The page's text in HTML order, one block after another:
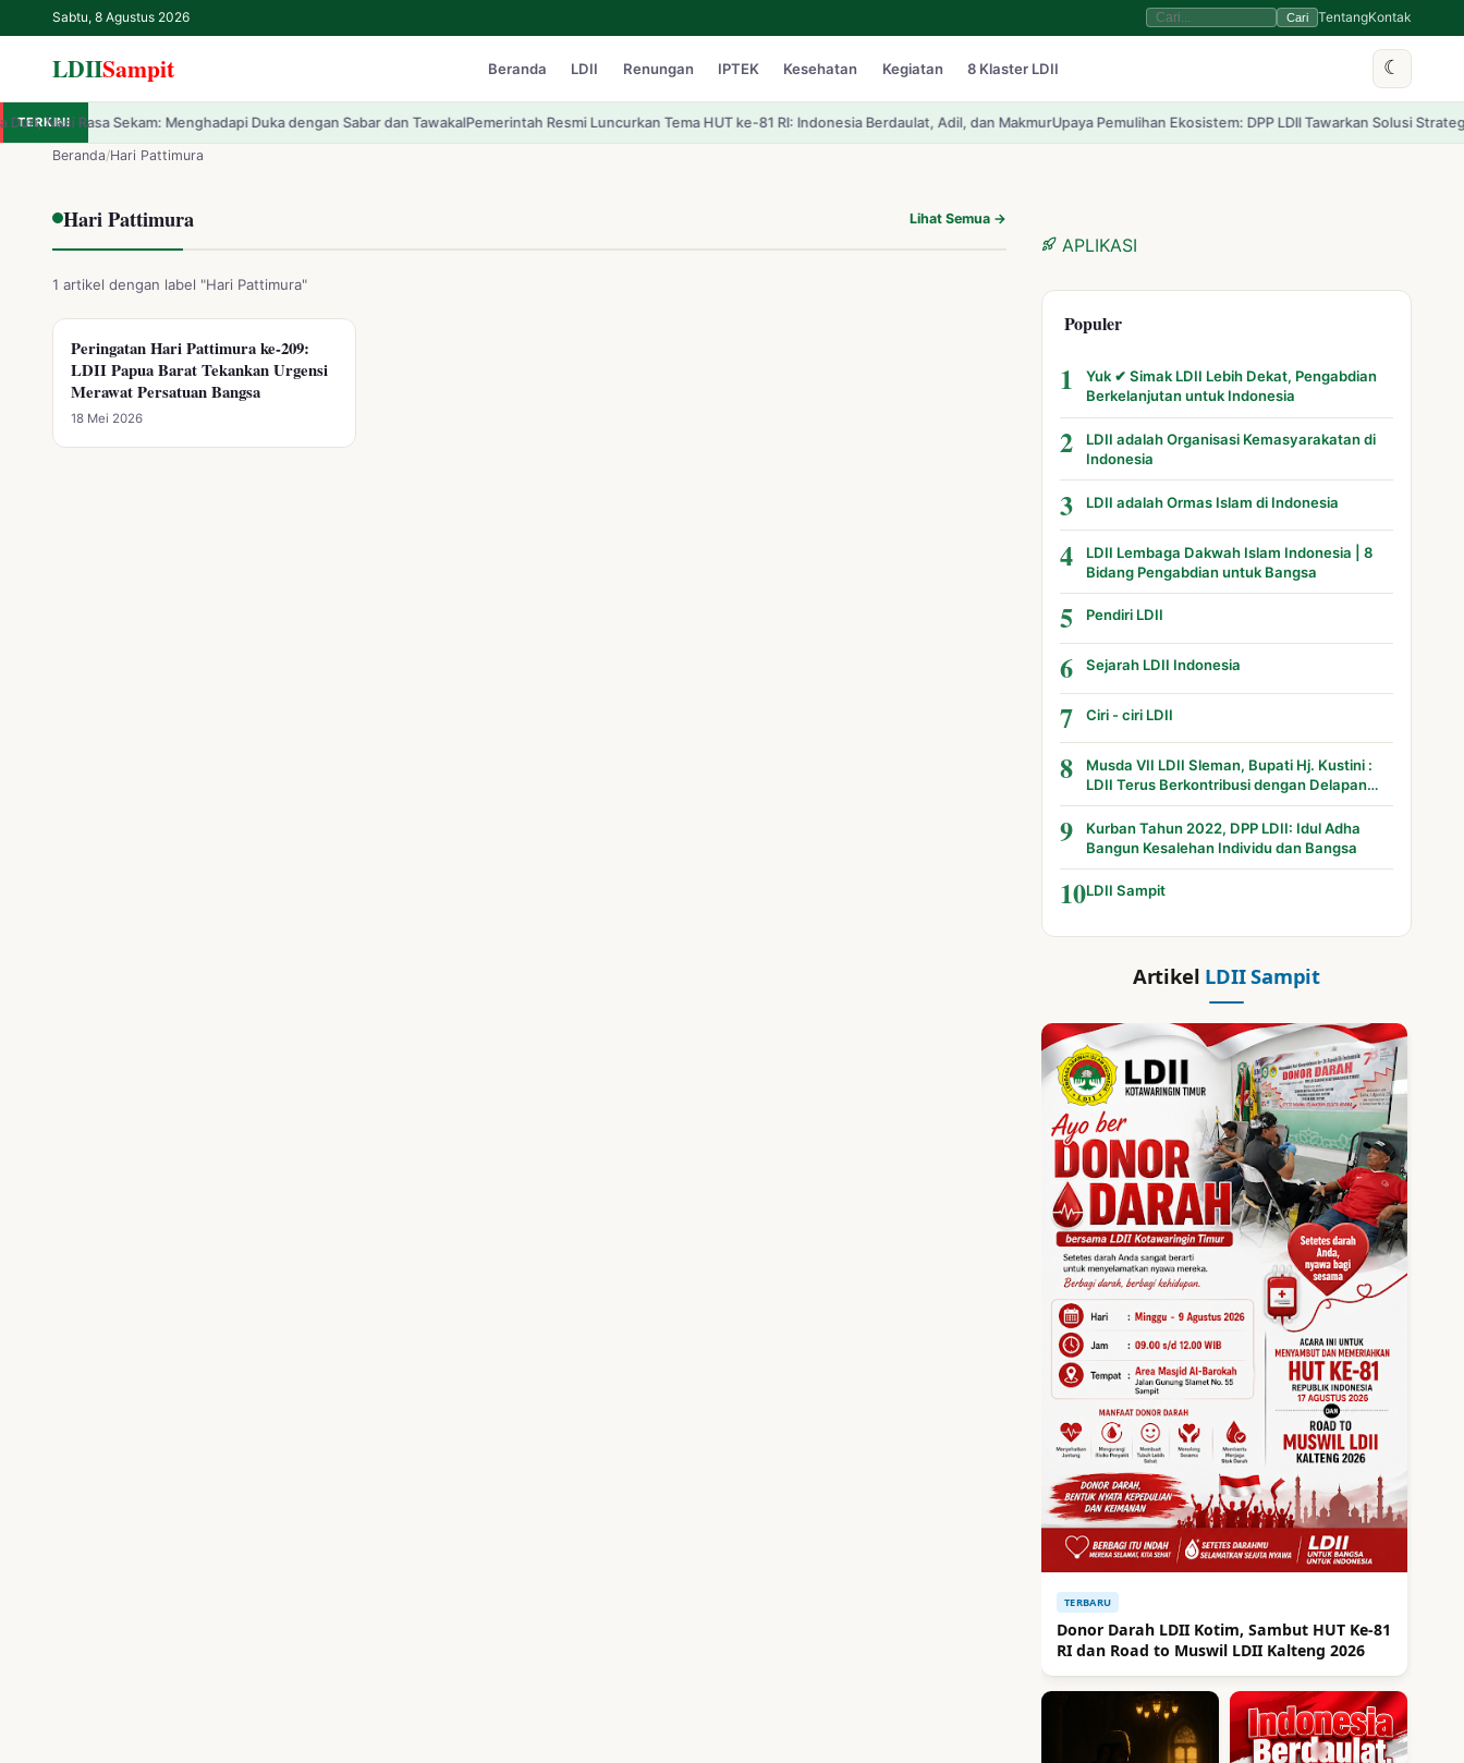
Sabtu, 8 Agustus 2026 Cari TentangKontak
LDIISampit Beranda LDII Renungan IPTEK Kesehatan Kegiatan 8 Klaster LDII ☾
LDIISampit
Beranda
Renungan
IPTEK
TERKINI
Sekam: Menghadapi Duka dengan Sabar dan TawakalPemerintah Resmi Luncurkan Tema HUT ke-81 RI: Indonesia Berdaulat, Adil, dan MakmurUpaya Pemulihan Ekosistem: DPP LDII Tawarkan Solusi Strategis bagi Hutan
Beranda/Hari Pattimura
Hari Pattimura Lihat Semua →
1 artikel dengan label "Hari Pattimura"
HARI PATTIMURA
Peringatan Hari Pattimura ke-209:
LDII Papua Barat Tekankan Urgensi
Merawat Persatuan Bangsa
18 Mei 2026
APLIKASI
Populer
1
Yuk ✔ Simak LDII Lebih Dekat, Pengabdian
Berkelanjutan untuk Indonesia
2
LDII adalah Organisasi Kemasyarakatan di
Indonesia
3 LDII adalah Ormas Islam di Indonesia
4
LDII Lembaga Dakwah Islam Indonesia | 8
Bidang Pengabdian untuk Bangsa
5 Pendiri LDII
6 Sejarah LDII Indonesia
7 Ciri - ciri LDII
8
Musda VII LDII Sleman, Bupati Hj. Kustini :
LDII Terus Berkontribusi dengan Delapan
Bidang
9
Kurban Tahun 2022, DPP LDII: Idul Adha
Bangun Kesalehan Individu dan Bangsa
10LDII Sampit
Artikel LDII Sampit
TERBARU
Donor Darah LDII Kotim, Sambut HUT Ke-81
RI dan Road to Muswil LDII Kalteng 2026